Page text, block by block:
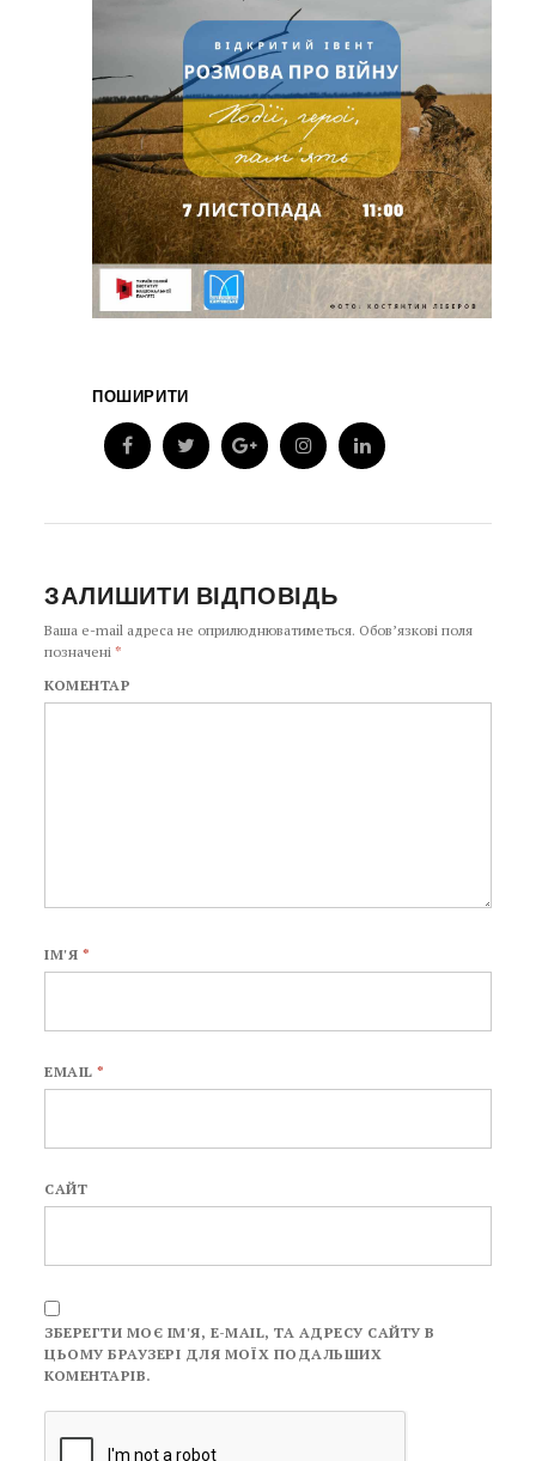
ПОШИРИТИ
ЗАЛИШИТИ ВІДПОВІДЬ
Ваша e-mail адреса не оприлюднюватиметься. Обов’язкові поля
позначені*
КОМЕНТАР
ІМ'Я *
EMAIL*
САЙТ
ЗБЕРЕГТИ МОЄ ІМ'Я, E-MAIL, ТА АДРЕСУ САЙТУ В
ЦЬОМУ БРАУЗЕРІ ДЛЯ МОЇХ ПОДАЛЬШИХ
КОМЕНТАРІВ.